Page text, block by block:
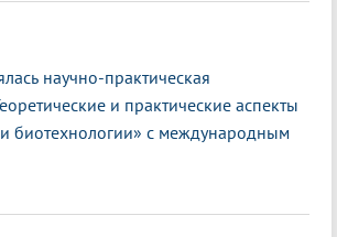
научно-практическая
и практические аспекты
биотехнологии» с международным